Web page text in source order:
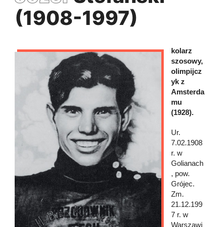
(1908-1997)
kolarz
szosowy,
olimpijcz
yk z
Amsterda
mu
(1928).
Ur.
7.02.1908
r. w
Golianach
, pow.
Grójec.
Zm.
21.12.199
7 r. w
Warszawi